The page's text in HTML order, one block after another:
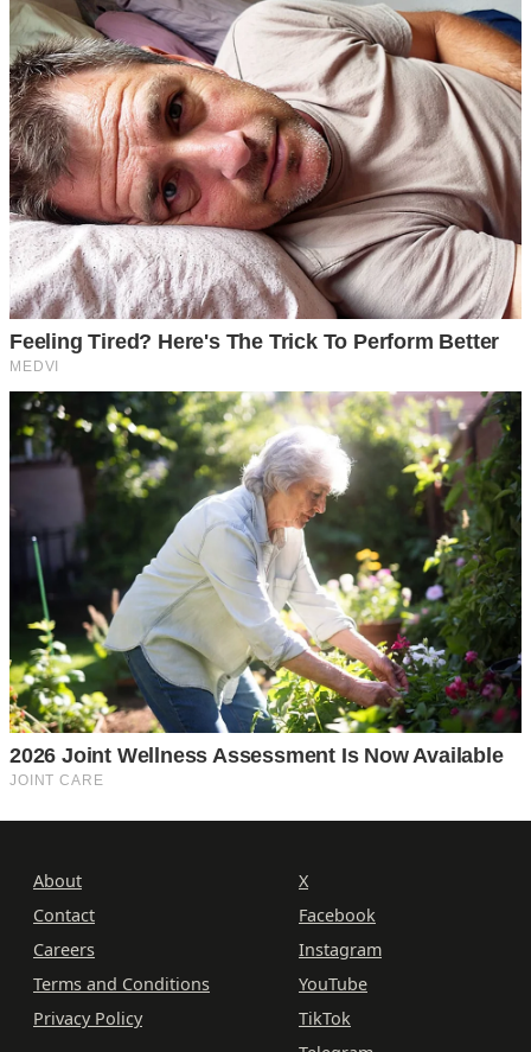
About
Contact
Careers
Terms and Conditions
Privacy Policy
X
Facebook
Instagram
YouTube
TikTok